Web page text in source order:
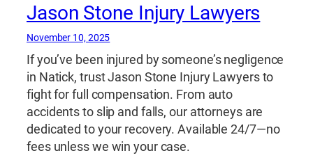
Jason Stone Injury Lawyers
November 10, 2025
If you’ve been injured by someone’s negligence
in Natick, trust Jason Stone Injury Lawyers to
fight for full compensation. From auto
accidents to slip and falls, our attorneys are
dedicated to your recovery. Available 24/7—no
fees unless we win your case.